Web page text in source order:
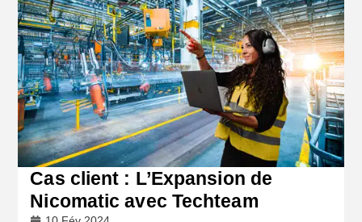
Cas client : L’Expansion de
Nicomatic avec Techteam